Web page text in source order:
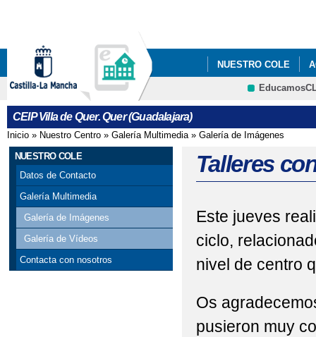
NUESTRO COLE
CEIP Villa de Quer. Quer (Guadalajara)
Se encuentra usted aquí
Inicio » Nuestro Centro » Galería Multimedia» Galería de Imágenes
NUESTRO COLE
Datos de Contacto
Galería Multimedia
Galería de Imágenes
Galería de Vídeos
Contacta con nosotros
Talleres
Este jueves
ciclo,
nivel de centro
Os
pusieron muy